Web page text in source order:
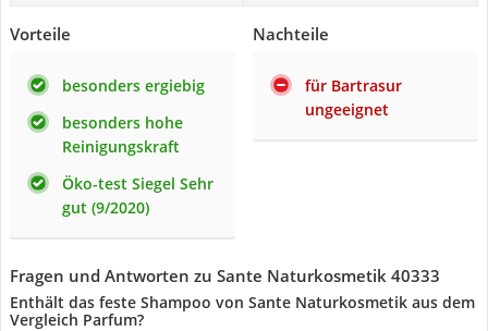
Vorteile
besonders ergiebig
besonders hohe
Reinigungskraft
Öko-test Siegel Sehr
gut (9/2020)
Nachteile
für Bartrasur
ungeeignet
Fragen und Antworten zu Sante Naturkosmetik 40333
Enthält das feste Shampoo von Sante Naturkosmetik aus dem
Vergleich Parfum?